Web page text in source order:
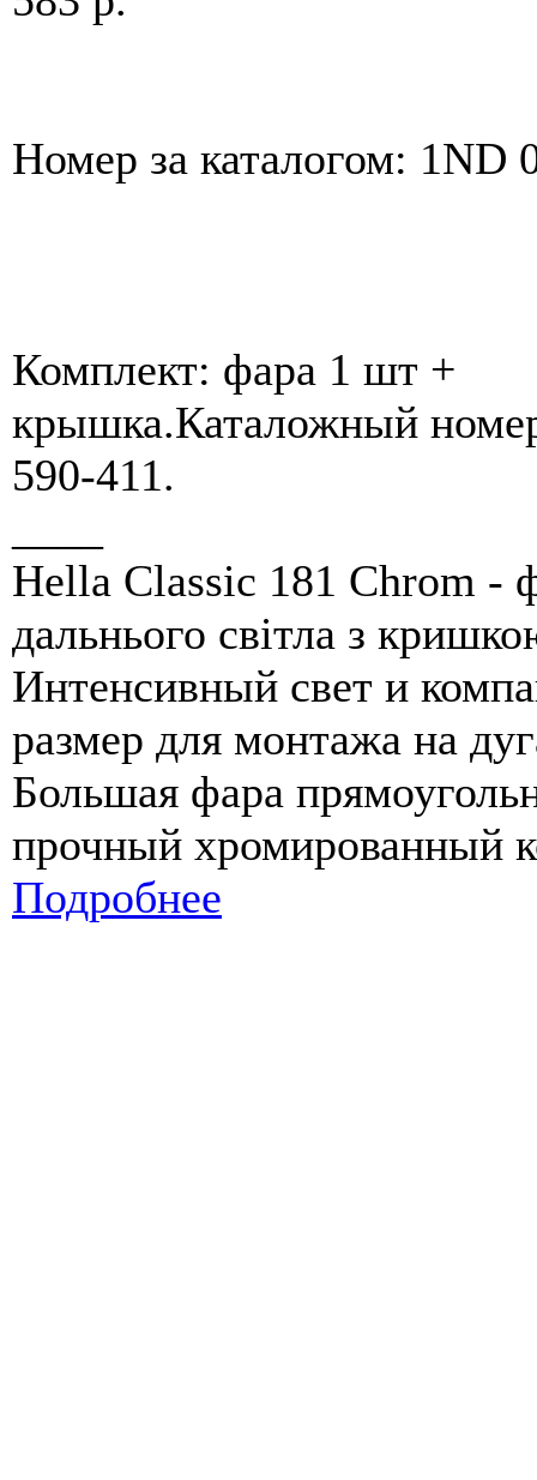
Номер за каталогом: 1ND
Комплект: фара 1 шт +
крышка.Каталожный
590-411.
Hella Classic 181 Chrom -
дальнього світла з
Интенсивный свет и
размер для монтажа на
Большая фара
прочный хромированный
Подробнее